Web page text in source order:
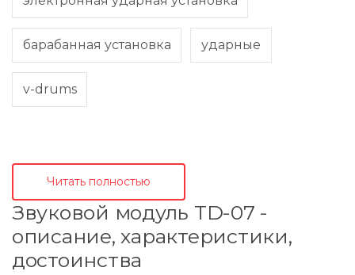
барабанная установка ударные
v-drums
Читать полностью
Звуковой модуль TD-07 -
описание, характеристики,
достоинства